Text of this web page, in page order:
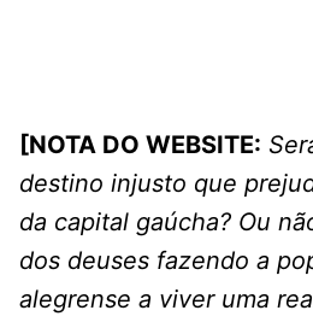
[NOTA DO WEBSITE:
destino injusto que
da capital gaúcha? Ou
dos deuses fazendo a
alegrense a viver uma